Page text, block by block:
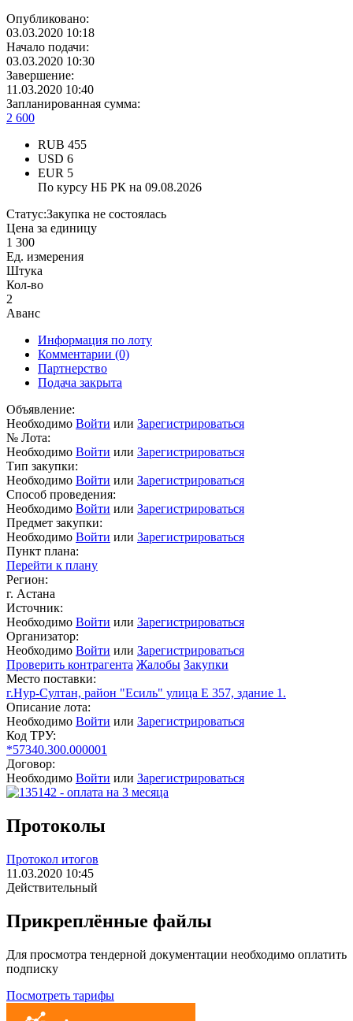
Опубликовано:
03.03.2020 10:18
Начало подачи:
03.03.2020 10:30
Завершение:
11.03.2020 10:40
Запланированная сумма:
2 600
RUB 455
USD 6
EUR 5
По курсу НБ РК на 09.08.2026
Статус:Закупка не состоялась
Цена за единицу
1 300
Ед. измерения
Штука
Кол-во
2
Аванс
Информация по лоту
Комментарии (0)
Партнерство
Подача закрыта
Объявление:
Необходимо Войти или Зарегистрироваться
№ Лота:
Необходимо Войти или Зарегистрироваться
Тип закупки:
Необходимо Войти или Зарегистрироваться
Способ проведения:
Необходимо Войти или Зарегистрироваться
Предмет закупки:
Необходимо Войти или Зарегистрироваться
Пункт плана:
Перейти к плану
Регион:
г. Астана
Источник:
Необходимо Войти или Зарегистрироваться
Организатор:
Необходимо Войти или Зарегистрироваться
Проверить контрагента Жалобы Закупки
Место поставки:
г.Нур-Султан, район "Есиль" улица Е 357, здание 1.
Описание лота:
Необходимо Войти или Зарегистрироваться
Код ТРУ:
*57340.300.000001
Договор:
Необходимо Войти или Зарегистрироваться
Протоколы
Протокол итогов
11.03.2020 10:45
Действительный
Прикреплённые файлы
Для просмотра тендерной документации необходимо оплатить
подписку
Посмотреть тарифы